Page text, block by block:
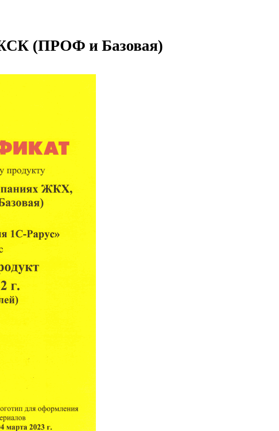
(ПРОФ и Базовая)